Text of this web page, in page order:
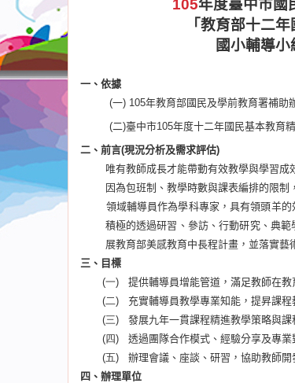
105年度臺中市國
「教育部十二
國小輔導小
一、依據
(一) 105年教育部國民及學前教育署補助
(二)臺中市105年度十二年國民基本教育
二、前言(現況分析及需求評估)
唯有教師成長才能帶動有效教學與學習成
因為包班制、教學時數與課表編排的限
領域輔導員作為學科專家，具有領頭羊
積極的透過研習、參訪、行動研究、典
展教育部美感教育中長程計畫，並落實藝
三、目標
(一)
提供輔導員增能管道，滿足教師在教
(二)
充實輔導員教學專業知能，提昇課
(三)
發展九年一貫課程精進教學策略與
(四)
透過團隊合作模式、經驗分享及專
(五)
辦理會議、座談、研習，協助教師
四、辦理單位